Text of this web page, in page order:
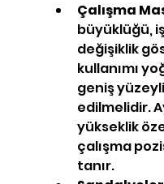
Çalışma
büyüklüğü,
değişiklik
kullanımı
geniş
edilmelidir.
yükseklik
çalışma
tanır.